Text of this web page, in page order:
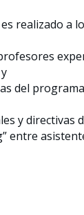
realizado a
del
y directivas
entre